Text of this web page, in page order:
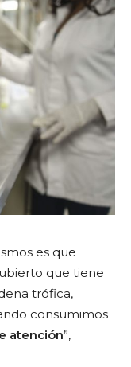
es que
que tiene
trófica,
consumimos
atención”,